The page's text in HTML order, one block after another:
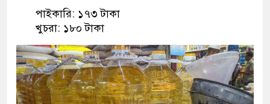
পাইকারি: ১৭৩ টাকা
খুচরা: ১৮০ টাকা